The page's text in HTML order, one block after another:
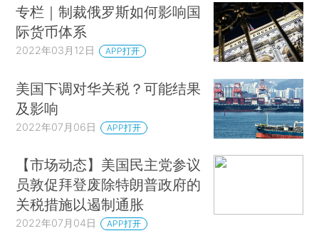
专栏｜制裁俄罗斯如何影响国
际货币体系
2022年03月12日 APP打开
美国下调对华关税？可能结果
及影响
2022年07月06日 APP打开
【市场动态】美国民主党参议
员敦促拜登废除特朗普政府的
关税措施以遏制通胀
2022年07月04日 APP打开